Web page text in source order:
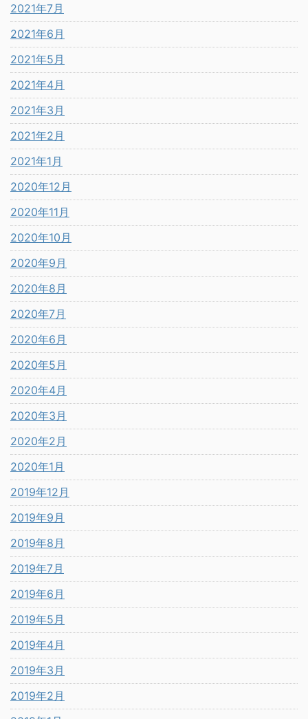
2021年7月
2021年6月
2021年5月
2021年4月
2021年3月
2021年2月
2021年1月
2020年12月
2020年11月
2020年10月
2020年9月
2020年8月
2020年7月
2020年6月
2020年5月
2020年4月
2020年3月
2020年2月
2020年1月
2019年12月
2019年9月
2019年8月
2019年7月
2019年6月
2019年5月
2019年4月
2019年3月
2019年2月